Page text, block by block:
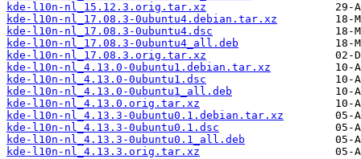
kde-l10n-nl_15.12.3.orig.tar.xz
kde-l10n-nl_17.08.3-0ubuntu4.debian.tar.xz
kde-l10n-nl_17.08.3-0ubuntu4.dsc
kde-l10n-nl_17.08.3-0ubuntu4_all.deb
kde-l10n-nl_17.08.3.orig.tar.xz
kde-l10n-nl_4.13.0-0ubuntu1.debian.tar.xz
kde-l10n-nl_4.13.0-0ubuntu1.dsc
kde-l10n-nl_4.13.0-0ubuntu1_all.deb
kde-l10n-nl_4.13.0.orig.tar.xz
kde-l10n-nl_4.13.3-0ubuntu0.1.debian.tar.xz
kde-l10n-nl_4.13.3-0ubuntu0.1.dsc
kde-l10n-nl_4.13.3-0ubuntu0.1_all.deb
kde-l10n-nl_4.13.3.orig.tar.xz